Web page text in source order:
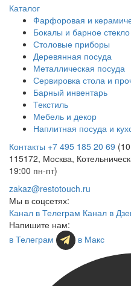
Каталог
Фарфоровая и
Бокалы и барное стекло
Столовые приборы
Деревянная посуда
Металлическая посуда
Сервировка стола и
Барный инвентарь
Текстиль
Мебель и декор
Наплитная посуда и
Контакты +7 495 185 20 69
115172, Москва,
19:00 пн-пт)
zakaz@restotouch.ru
Мы в соцсетях:
Канал в Телеграм Канал в
Напишите нам:
в Телеграм
в Макс